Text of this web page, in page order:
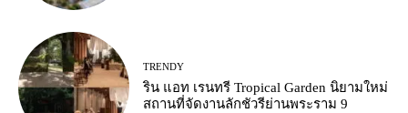
TRENDY
ริน แอท เรนทรี Tropical Garden นิยามใหม่
สถานที่จัดงานลักชัวรีย่านพระราม 9